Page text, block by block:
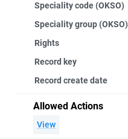
Speciality code (OKSO)
Speciality group (OKSO)
Rights
Record key
Record create date
Allowed Actions
View